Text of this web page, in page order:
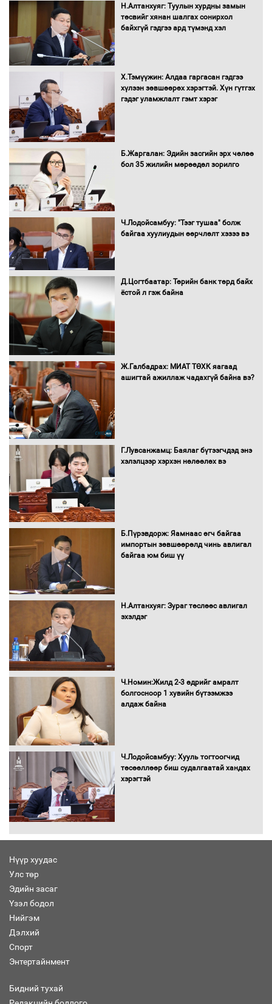
Автобензин, дизель түлшний онцгой
албан татварыг тэглэлээ
Санхүүгийн хэмнэлтийн горимд эрүүл
мэндийн салбар хамаарахгүй
Нөөцийн махны худалдаа,
борлуулалтыг нээлттэй ил тод
Монгол Улс “COP17”-д “Тал хээрийн
төлөвлөгөө”-гөө танилцуулна
16 төрлийн эмийг нэг эх үүсвэрээс
Бүх шатанд хэмнэлтийн горимд
шилжиж, найр наадам, зөвлөгөөн,
орчныг бүрдүүллээ
баримт
Н.Алтанхуяг: Туулын хурдны замын
төсвийг хянан шалгах сонирхол
байхгүй гэдгээ ард түмэнд хэл
Х.Тэмүүжин: Алдаа гаргасан гэдгээ
хүлээн зөвшөөрөх хэрэгтэй. Хүн гүтгэх
гэдэг уламжлалт гэмт хэрэг
Б.Жаргалан: Эдийн засгийн эрх чөлөө
бол 35 жилийн мөрөөдөл зорилго
Ч.Лодойсамбуу: "Тээг тушаа" болж
байгаа хуулиудын өөрчлөлт хэзээ вэ
Д.Цогтбаатар: Төрийн банк төрд байх
ёстой л гэж байна
Ж.Галбадрах: МИАТ ТӨХК яагаад
ашигтай ажиллаж чадахгүй байна вэ?
Г.Лувсанжамц: Баялаг бүтээгчдэд энэ
хэлэлцээр хэрхэн нөлөөлөх вэ
Б.Пүрэвдорж: Яамнаас өгч байгаа
импортын зөвшөөрөлд чинь авлигал
байгаа юм биш үү
Н.Алтанхуяг: Зураг төслөөс авлигал
эхэлдэг
Ч.Номин:Жилд 2-3 өдрийг амралт
болгосноор 1 хувийн бүтээмжээ
алдаж байна
Ч.Лодойсамбуу: Хууль тогтоогчид
төсөөллөөр биш судалгаатай хандах
хэрэгтэй
Нүүр хуудас
Улс төр
Эдийн засаг
Үзэл бодол
Нийгэм
Дэлхий
Спорт
Энтертайнмент
Бидний тухай